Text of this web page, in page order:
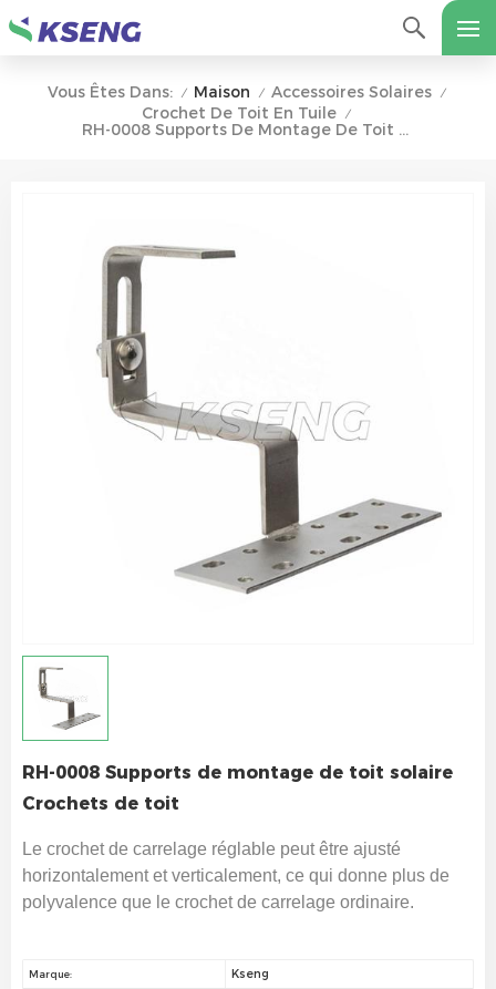
Vous Êtes Dans: / Maison / Accessoires Solaires /
Crochet De Toit En Tuile /
RH-0008 Supports De Montage De Toit Solaire Crochets De Toit
RH-0008 Supports de montage de toit solaire
Crochets de toit
Le crochet de carrelage réglable peut être ajusté
horizontalement et verticalement, ce qui donne plus de
polyvalence que le crochet de carrelage ordinaire.
Marque: Kseng